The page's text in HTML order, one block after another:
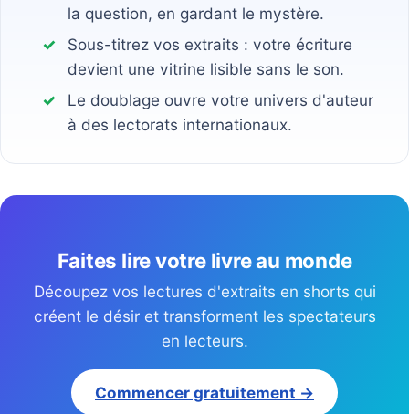
la question, en gardant le mystère.
Sous-titrez vos extraits : votre écriture
devient une vitrine lisible sans le son.
Le doublage ouvre votre univers d'auteur
à des lectorats internationaux.
Faites lire votre livre au monde
Découpez vos lectures d'extraits en shorts qui
créent le désir et transforment les spectateurs
en lecteurs.
Commencer gratuitement →